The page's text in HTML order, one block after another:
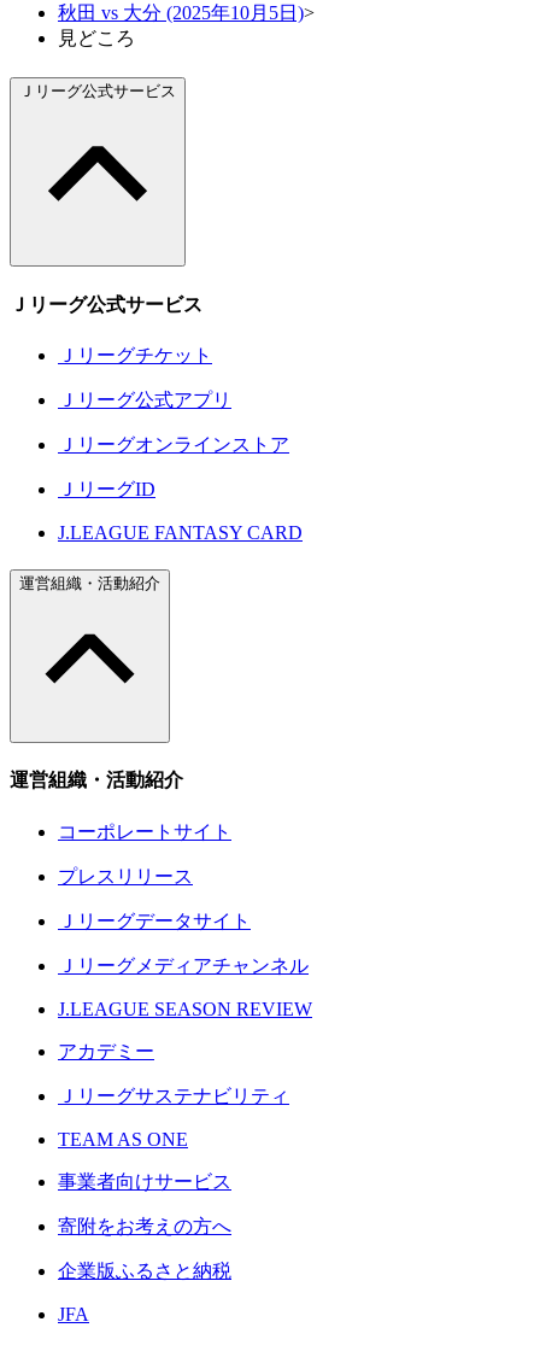
秋田 vs 大分 (2025年10月5日)>
見どころ
Ｊリーグ公式サービス
Ｊリーグ公式サービス
Ｊリーグチケット
Ｊリーグ公式アプリ
Ｊリーグオンラインストア
ＪリーグID
J.LEAGUE FANTASY CARD
運営組織・活動紹介
運営組織・活動紹介
コーポレートサイト
プレスリリース
Ｊリーグデータサイト
Ｊリーグメディアチャンネル
J.LEAGUE SEASON REVIEW
アカデミー
Ｊリーグサステナビリティ
TEAM AS ONE
事業者向けサービス
寄附をお考えの方へ
企業版ふるさと納税
JFA